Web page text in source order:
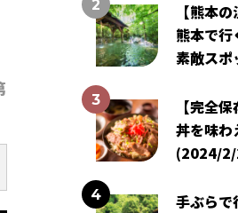
【熊本
熊本で
素敵スポ
【完全
丼を味わ
(2024/
手ぶらで